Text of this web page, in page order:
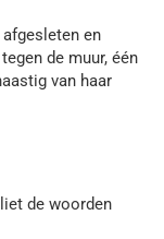
en
de muur, één
van haar
de woorden